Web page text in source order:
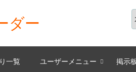
ダー
一覧 ユーザーメニュー 掲示板